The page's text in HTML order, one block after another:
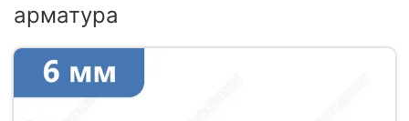
арматура